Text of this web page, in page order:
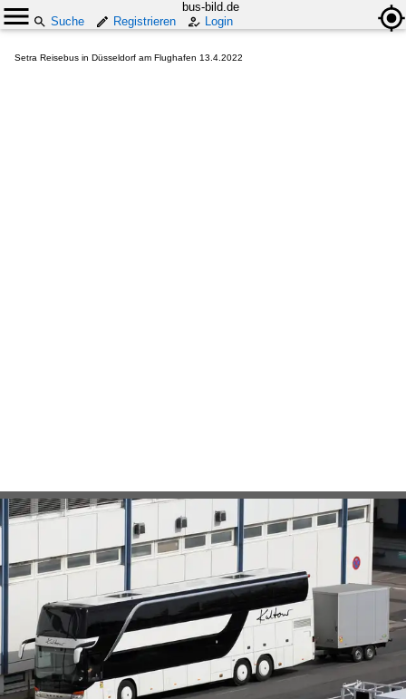
bus-bild.de
Suche
Registrieren Login
Setra Reisebus in Düsseldorf am Flughafen 13.4.2022